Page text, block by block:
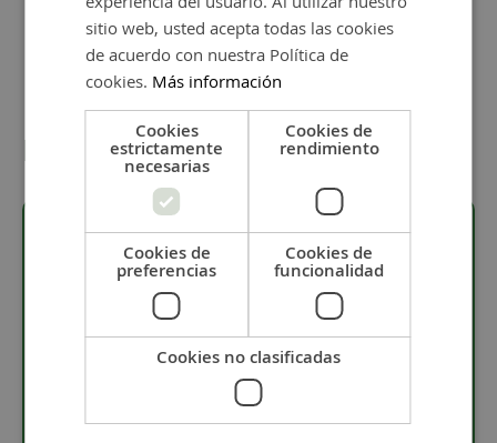
Detalles
Descripción
Material resina.
Diámetro de 11 mm.
La pieza tiene 7 mm de altura.
La base de la pieza es plana.
sitio web, usted acepta todas las cookies
de acuerdo con nuestra Política de
cookies. Más información
Cookies
estrictamente
necesarias
Cookies de
rendimiento
Cookies de
preferencias
Cookies de
funcionalidad
Cookies no clasificadas